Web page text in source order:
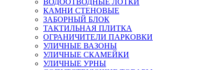
КАМНИ СТЕНОВЫЕ
ЗАБОРНЫЙ БЛОК
ТАКТИЛЬНАЯ ПЛИТКА
ОГРАНИЧИТЕЛИ ПАРКОВКИ
УЛИЧНЫЕ ВАЗОНЫ
УЛИЧНЫЕ СКАМЕЙКИ
УЛИЧНЫЕ УРНЫ